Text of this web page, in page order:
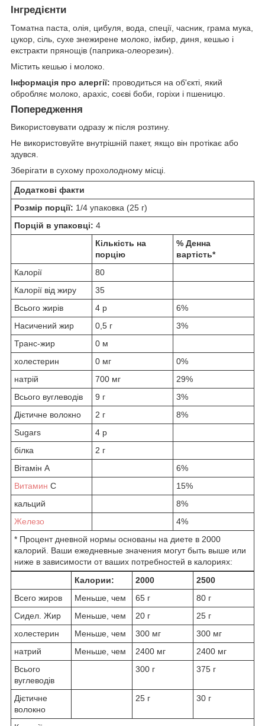
Інгредієнти
Томатна паста, олія, цибуля, вода, спеції, часник, грама мука,
цукор, сіль, сухе знежирене молоко, імбир, диня, кешью і
екстракти прянощів (паприка-олеорезин).
Містить кешью і молоко.
Інформація про алергії: проводиться на об'єкті, який
обробляє молоко, арахіс, соєві боби, горіхи і пшеницю.
Попередження
Використовувати одразу ж після розтину.
Не використовуйте внутрішній пакет, якщо він протікає або
здувся.
Зберігати в сухому прохолодному місці.
Додаткові факти
Розмір порції: 1/4 упаковка (25 г)
Порцій в упаковці: 4
Кількість на
порцію
% Денна
вартість*
Калорії
80
Калорії від жиру
35
Всього жирів
4 р
6%
Насичений жир
0,5 г
3%
Транс-жир
0 м
холестерин
0 мг
0%
натрій
700 мг
29%
Всього вуглеводів
9 г
3%
Дієтичне волокно
2 г
8%
Sugars
4 р
білка
2 г
Вітамін А
6%
Витамин С
15%
кальций
8%
Железо
4%
* Процент дневной нормы основаны на диете в 2000
калорий. Ваши ежедневные значения могут быть выше или
ниже в зависимости от ваших потребностей в калориях:
Калории:
2000
2500
Всего жиров
Меньше, чем 65 г
80 г
Сидел. Жир
Меньше, чем 20 г
25 г
холестерин
Меньше, чем 300 мг
300 мг
натрий
Меньше, чем 2400 мг
2400 мг
Всього
вуглеводів
300 г 375 г
Дієтичне
волокно
25 г 30 г